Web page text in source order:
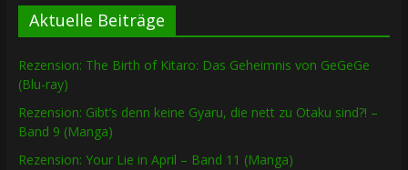
Aktuelle Beiträge
Rezension: The Birth of Kitaro: Das Geheimnis von GeGeGe
(Blu-ray)
Rezension: Gibt’s denn keine Gyaru, die nett zu Otaku sind?! –
Band 9 (Manga)
Rezension: Your Lie in April – Band 11 (Manga)